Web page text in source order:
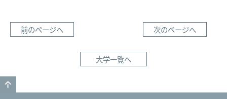
前のページへ 次のページへ
大学一覧へ